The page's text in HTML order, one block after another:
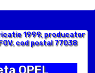
1999, producator
cod postal 77038
OPEL